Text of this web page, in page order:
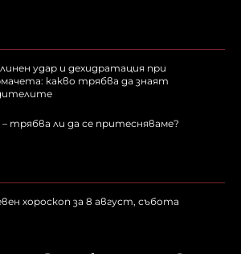
удар и дехидратация при
какво трябва да знаят
– трябва ли да се притесняваме?
хороскоп за 8 август, събота